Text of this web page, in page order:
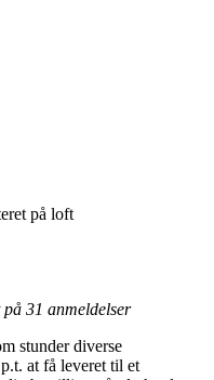
på loft
på 31 anmeldelser
stunder diverse
at få leveret til et